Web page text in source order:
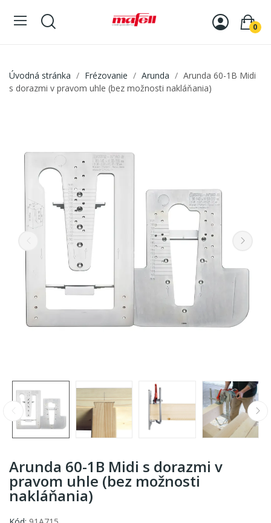
0
Úvodná stránka Frézovanie Arunda
Arunda 60-1B Midi
s dorazmi v pravom uhle (bez možnosti nakláňania)
Arunda 60-1B Midi s dorazmi v
pravom uhle (bez možnosti
nakláňania)